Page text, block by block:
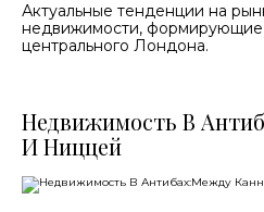
Актуальные тенденции на
недвижимости, формирующие
центрального Лондона.
Недвижимость В
И Ниццей